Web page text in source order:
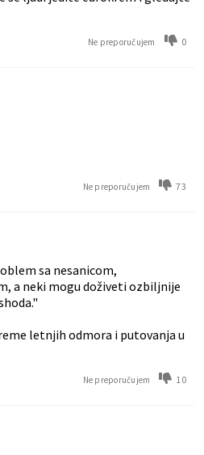
Ne preporučujem 0
Ne preporučujem 73
sa nesanicom,
a neki mogu doživeti ozbiljnije
letnjih odmora i putovanja u
Ne preporučujem 10